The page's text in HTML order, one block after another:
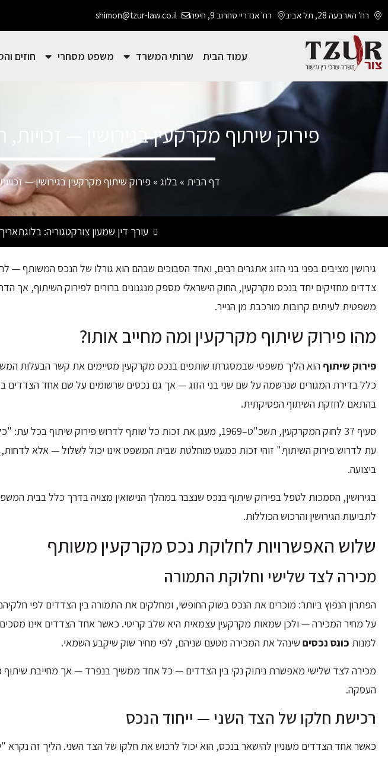
רח' הארבעה 28, תל אביב רח' אנדריי סחרוב 9, חיפה shimon@tzur-law.co.il
עמוד הבית שרותי המשרד משפט מסחרי חוזים
פירוק שיתוף מקרקעין בגירושין —
דף הבית »בלוג » פירוק שיתוף מקרקעין בגירושין —
עורך דין שמעון צורקטגוריה: בלוג
גירושין מציבים בפני בני הזוג אתגרים רבים, ואחד הסבוכים שבהם הוא גורלו של הנכס המשותף —
צדדים מחזיקים יחד בנכס מקרקעין, החוק הישראלי מספק מנגנונים ברורים לפירוק השיתוף, אך
משפטית לעיתים קרובות מורכבת מן הנייר.
מהו פירוק שיתוף מקרקעין ומה מחייב אותו?
פירוק שיתוף הוא הליך משפטי שבמסגרתו שותפים בנכס מקרקעין מסיימים את קשר הבעלות
כלל בדירת המגורים שנרשמה על שם שני בני הזוג — אך גם נכסים שרשומים על שם אחד הצדדים
בהתאם לחזקת השיתוף הפסיקתית.
סעיף 37 לחוק המקרקעין, תשכ"ט–1969, מעגן את זכות כל שותף לדרוש פירוק
עת לדרוש פירוק השיתוף." זוהי זכות כמעט מוחלטת שבית המשפט אינו יכול לשלול — אלא
ביצועה.
בגירושין, הסמכות לטפל בפירוק שיתוף בנכס שנצבר במהלך הנישואין מצויה בדרך כלל בבית
לתביעות הגירושין והרכוש הכוללות.
שלוש האפשרויות לחלוקת נכס מקרקעין משותף
מכירה לצד שלישי וחלוקת התמורה
הפתרון הנפוץ ביותר: מוכרים את הנכס בשוק החופשי, ומחלקים את התמורה בין הצדדים לפי
על מחיר המכירה — ולכן שמאות מקרקעין עצמאית היא שלב קריטי. כאשר אחד הצדדים אינו
למנות כונס נכסים שינהל את המכירה מטעם שניהם, לפי מחיר שוק שיקבע השמאי.
מכירה לצד שלישי מאפשרת ניתוק נקי בין הצדדים — כל אחד ממשיך בנפרד — אך מחייבת שיתוף
העסקה.
רכישת חלקו של הצד השני — ייחוד הנכס
כאשר אחד הצדדים מעוניין להישאר בנכס, הוא יכול לרכוש את חלקו של הצד השני. הליך זה